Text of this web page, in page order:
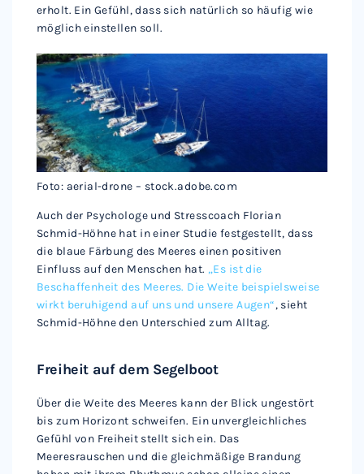
erholt. Ein Gefühl, dass sich natürlich so häufig wie
möglich einstellen soll.
Foto: aerial-drone – stock.adobe.com
Auch der Psychologe und Stresscoach Florian
Schmid-Höhne hat in einer Studie festgestellt, dass
die blaue Färbung des Meeres einen positiven
Einfluss auf den Menschen hat. „Es ist die
Beschaffenheit des Meeres. Die Weite beispielsweise
wirkt beruhigend auf uns und unsere Augen“, sieht
Schmid-Höhne den Unterschied zum Alltag.
Freiheit auf dem Segelboot
Über die Weite des Meeres kann der Blick ungestört
bis zum Horizont schweifen. Ein unvergleichliches
Gefühl von Freiheit stellt sich ein. Das
Meeresrauschen und die gleichmäßige Brandung